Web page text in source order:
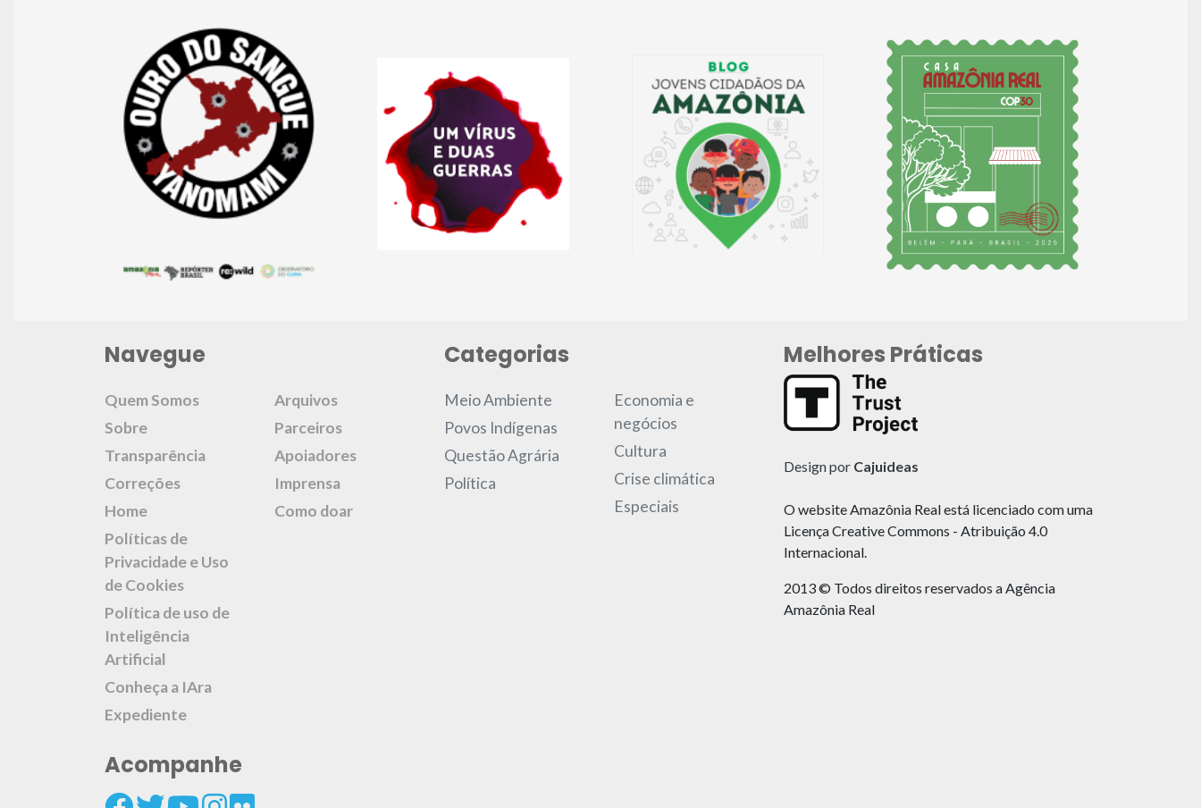
Navegue
Quem Somos
Sobre
Transparência
Correções
Home
Políticas de
Privacidade e Uso
de Cookies
Política de uso de
Inteligência
Artificial
Conheça a IAra
Expediente
Arquivos
Parceiros
Apoiadores
Imprensa
Como doar
Acompanhe
Categorias
Meio Ambiente
Povos Indígenas
Questão Agrária
Política
Economia e
negócios
Cultura
Crise climática
Especiais
Melhores Práticas
Design por Cajuideas
O website Amazônia Real está licenciado com uma
Licença Creative Commons - Atribuição 4.0
Internacional.
2013 © Todos direitos reservados a Agência
Amazônia Real